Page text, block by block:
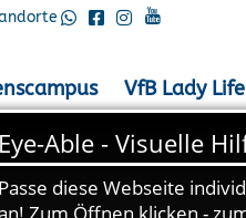
VfB Lady Life